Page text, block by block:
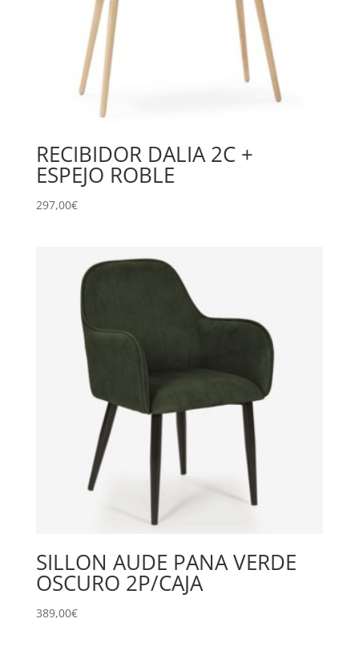
RECIBIDOR DALIA 2C +
ESPEJO ROBLE
297,00€
SILLON AUDE PANA VERDE
OSCURO 2P/CAJA
389,00€